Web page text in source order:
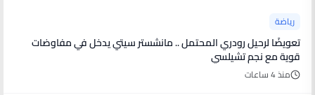
رياضة
تعويضًا لرحيل رودري المحتمل .. مانشستر سيتي يدخل في مفاوضات
قوية مع نجم تشيلسي
منذ 4 ساعات